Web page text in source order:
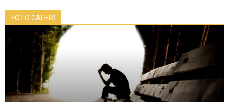
FOTO GALERİ